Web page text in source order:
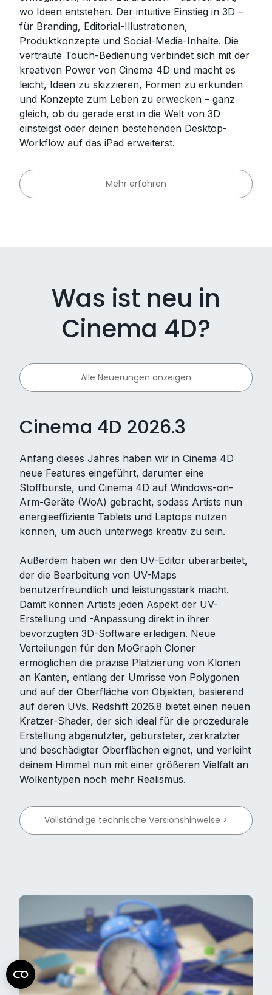
wo Ideen entstehen. Der intuitive Einstieg in 3D –
für Branding, Editorial-Illustrationen,
Produktkonzepte und Social-Media-Inhalte. Die
vertraute Touch-Bedienung verbindet sich mit der
kreativen Power von Cinema 4D und macht es
leicht, Ideen zu skizzieren, Formen zu erkunden
und Konzepte zum Leben zu erwecken – ganz
gleich, ob du gerade erst in die Welt von 3D
einsteigst oder deinen bestehenden Desktop-
Workflow auf das iPad erweiterst.
Mehr erfahren
Was ist neu in
Cinema 4D?
Alle Neuerungen anzeigen
Cinema 4D 2026.3
Anfang dieses Jahres haben wir in Cinema 4D
neue Features eingeführt, darunter eine
Stoffbürste, und Cinema 4D auf Windows-on-
Arm-Geräte (WoA) gebracht, sodass Artists nun
energieeffiziente Tablets und Laptops nutzen
können, um auch unterwegs kreativ zu sein.
Außerdem haben wir den UV-Editor überarbeitet,
der die Bearbeitung von UV-Maps
benutzerfreundlich und leistungsstark macht.
Damit können Artists jeden Aspekt der UV-
Erstellung und -Anpassung direkt in ihrer
bevorzugten 3D-Software erledigen. Neue
Verteilungen für den MoGraph Cloner
ermöglichen die präzise Platzierung von Klonen
an Kanten, entlang der Umrisse von Polygonen
und auf der Oberfläche von Objekten, basierend
auf deren UVs. Redshift 2026.8 bietet einen neuen
Kratzer-Shader, der sich ideal für die prozedurale
Erstellung abgenutzter, gebürsteter, zerkratzter
und beschädigter Oberflächen eignet, und verleiht
deinem Himmel nun mit einer größeren Vielfalt an
Wolkentypen noch mehr Realismus.
Vollständige technische Versionshinweise >